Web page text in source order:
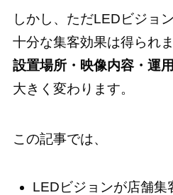
しかし、ただLEDビジョ
十分な集客効果は得られま
設置場所・映像内容・運
大きく変わります。
この記事では、
LEDビジョンが店舗集